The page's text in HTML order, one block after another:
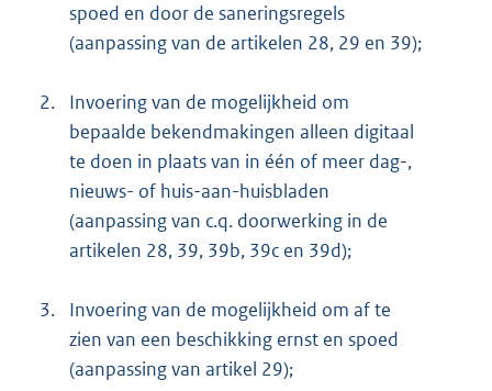
spoed en door de saneringsregels
(aanpassing van de artikelen 28, 29 en 39);
2.
Invoering van de mogelijkheid om
bepaalde bekendmakingen alleen digitaal
te doen in plaats van in één of meer dag-,
nieuws- of huis-aan-huisbladen
(aanpassing van c.q. doorwerking in de
artikelen 28, 39, 39b, 39c en 39d);
3.
Invoering van de mogelijkheid om af te
zien van een beschikking ernst en spoed
(aanpassing van artikel 29);